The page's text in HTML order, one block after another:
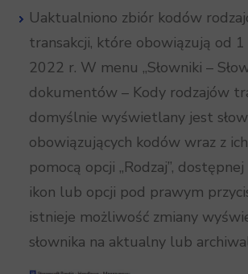
Uaktualniono zbiór kodów
transakcji, które obowiązują od 1
2022 r. W menu „Słowniki –
dokumentów – Kody rodzajów
domyślnie wyświetlany jest
obowiązujących kodów wraz z
pomocą opcji „Rodzaj”,
ikon lub opcji pod prawym
istnieje możliwość zmiany
słownika na aktualny lub